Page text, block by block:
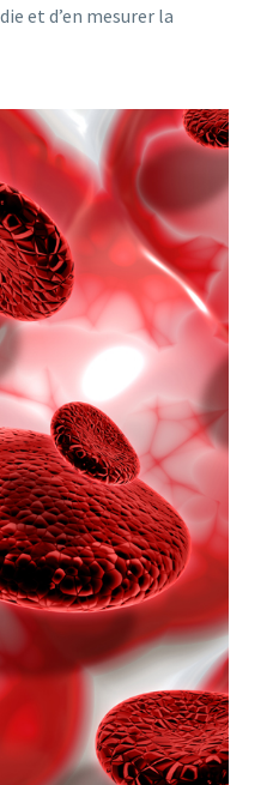
et d’en mesurer la